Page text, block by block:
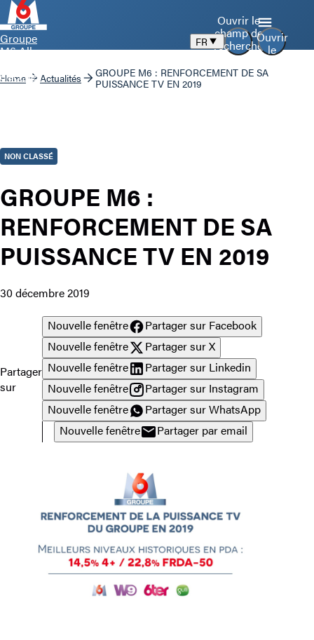
Groupe
M6 Aller
d’accueil
Ouvrir
le
FR
Ouvrir le
champ de
recherche
Home Actualités
GROUPE M6 : RENFORCEMENT DE SA
PUISSANCE TV EN 2019
NON CLASSÉ
GROUPE M6 :
RENFORCEMENT DE SA
PUISSANCE TV EN 2019
30 décembre 2019
Partager
sur
Nouvelle fenêtre
Partager sur Facebook
Nouvelle fenêtre
Partager sur X
Nouvelle fenêtre
Partager sur Linkedin
Nouvelle fenêtre
Partager sur Instagram
Nouvelle fenêtre
Partager sur WhatsApp
Nouvelle fenêtre
Partager par email